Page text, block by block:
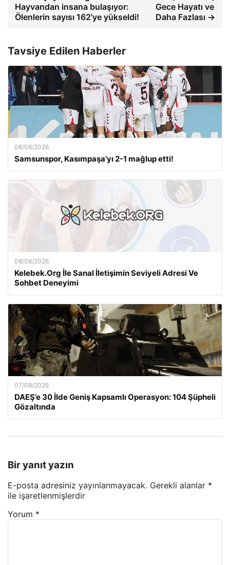
Hayvandan insana bulaşıyor:
Ölenlerin sayısı 162’ye yükseldi!
Gece Hayatı ve
Daha Fazlası →
Tavsiye Edilen Haberler
08/08/2026
Samsunspor, Kasımpaşa’yı 2-1 mağlup etti!
08/08/2026
Kelebek.Org İle Sanal İletişimin Seviyeli Adresi Ve
Sohbet Deneyimi
07/08/2026
DAEŞ’e 30 İlde Geniş Kapsamlı Operasyon: 104 Şüpheli
Gözaltında
Bir yanıt yazın
E-posta adresiniz yayınlanmayacak. Gerekli alanlar *
ile işaretlenmişlerdir
Yorum *